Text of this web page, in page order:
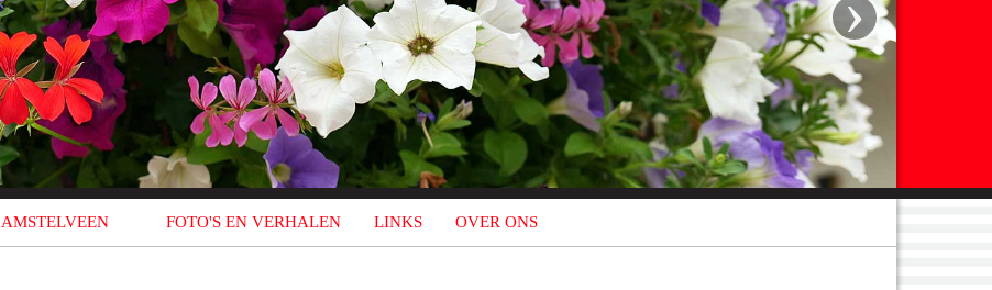
AMSTELVEEN FOTO'S EN VERHALEN LINKS OVER ONS